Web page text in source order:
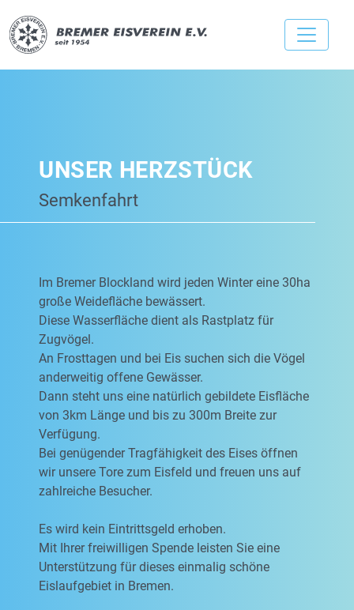
UNSER HERZSTÜCK
Semkenfahrt
Im Bremer Blockland wird jeden Winter eine 30ha
große Weidefläche bewässert.
Diese Wasserfläche dient als Rastplatz für
Zugvögel.
An Frosttagen und bei Eis suchen sich die Vögel
anderweitig offene Gewässer.
Dann steht uns eine natürlich gebildete Eisfläche
von 3km Länge und bis zu 300m Breite zur
Verfügung.
Bei genügender Tragfähigkeit des Eises öffnen
wir unsere Tore zum Eisfeld und freuen uns auf
zahlreiche Besucher.
Es wird kein Eintrittsgeld erhoben.
Mit Ihrer freiwilligen Spende leisten Sie eine
Unterstützung für dieses einmalig schöne
Eislaufgebiet in Bremen.